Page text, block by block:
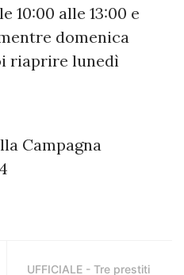
10:00 alle 13:00 e
domenica
riaprire lunedì
Campagna
UFFICIALE - Tre prestiti